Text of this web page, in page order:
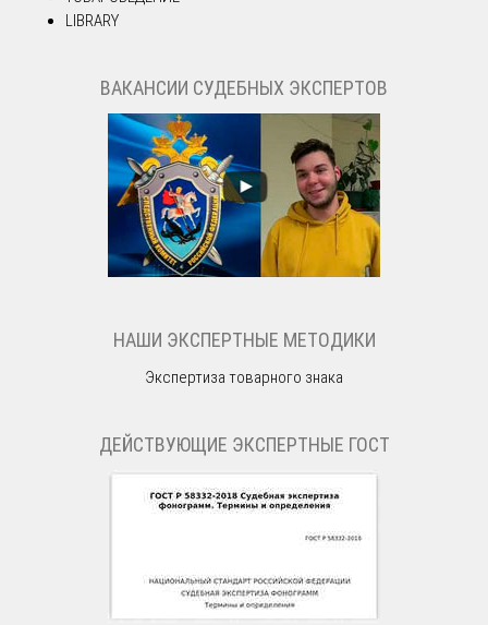
LIBRARY
ВАКАНСИИ СУДЕБНЫХ ЭКСПЕРТОВ
НАШИ ЭКСПЕРТНЫЕ МЕТОДИКИ
Экспертиза товарного знака
ДЕЙСТВУЮЩИЕ ЭКСПЕРТНЫЕ ГОСТ